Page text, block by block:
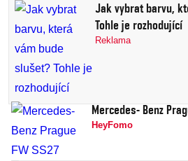
Jak vybrat barvu,
Tohle je rozhodující
Reklama
Mercedes- Benz
HeyFomo